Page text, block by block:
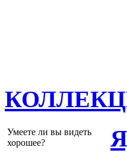
Умеете ли вы видеть
хорошее?